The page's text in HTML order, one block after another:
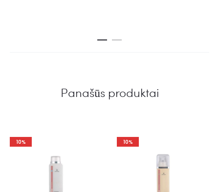
Panašūs produktai
10% 10%